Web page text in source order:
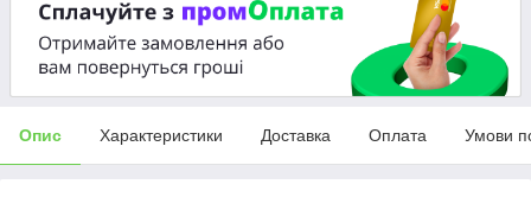
Опис Характеристики Доставка Оплата Умови